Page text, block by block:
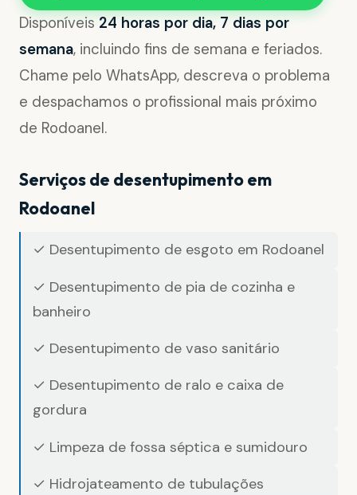
Disponíveis 24 horas por dia, 7 dias por
semana, incluindo fins de semana e feriados.
Chame pelo WhatsApp, descreva o problema
e despachamos o profissional mais próximo
de Rodoanel.
Serviços de desentupimento em
Rodoanel
✓ Desentupimento de esgoto em Rodoanel
✓ Desentupimento de pia de cozinha e
banheiro
✓ Desentupimento de vaso sanitário
✓ Desentupimento de ralo e caixa de
gordura
✓ Limpeza de fossa séptica e sumidouro
✓ Hidrojateamento de tubulações